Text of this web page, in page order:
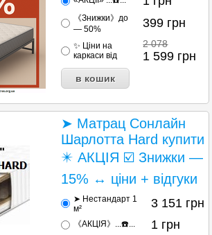
《Знижки》до
— 50%
399 грн
✨ Ціни на
каркаси від
2 078
1 599 грн
➤ Матрац Сонлайн
Шарлотта Hard купити
✴️ АКЦІЯ ☑️ Знижки —
15% ↔ ціни + відгуки
➤ Нестандарт 1
м²
3 151 грн
《АКЦІЯ》...☎️... 1 грн